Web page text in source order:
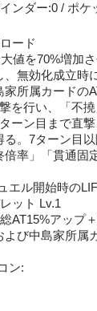
ンダー:0 / ポケ
ード
値を70%増加
、無効化成立時
家所属カードの
を行い、「不
ーン目まで直
る。7ターン目
倍率」「貫通固
エル開始時の
ット Lv.1
AT15%アップ
よび中島家所属
ン: